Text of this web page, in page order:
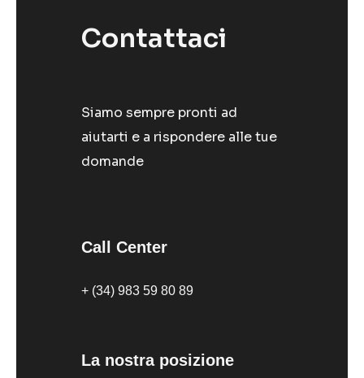
Contattaci
Siamo sempre pronti ad
aiutarti e a rispondere alle tue
domande
Call Center
+ (34) 983 59 80 89
La nostra posizione